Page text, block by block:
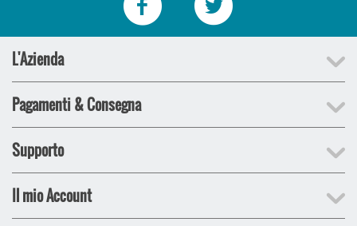
L'Azienda
Pagamenti & Consegna
Supporto
Il mio Account